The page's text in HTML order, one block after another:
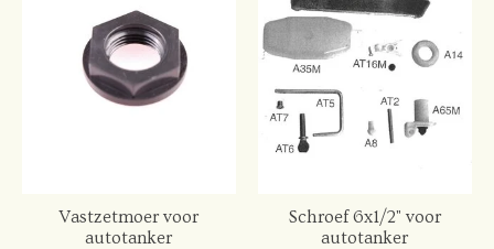
Vastzetmoer voor
autotanker
Schroef 6x1/2" voor
autotanker